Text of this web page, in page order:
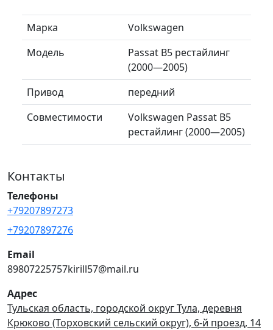
Марка
Volkswagen
Модель
Passat B5 рестайлинг
(2000—2005)
Привод
передний
Совместимости
Volkswagen Passat B5
рестайлинг (2000—2005)
Контакты
Телефоны
+79207897273
+79207897276
Email
89807225757kirill57@mail.ru
Адрес
Тульская область, городской округ Тула, деревня
Крюково (Торховский сельский округ), 6-й проезд, 14